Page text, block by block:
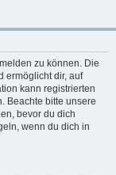
zu können. Die
ermöglicht dir, auf
kann registrierten
Beachte bitte unsere
bevor du dich
wenn du dich in